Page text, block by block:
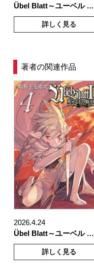
Übel Blatt～ユーベル …
詳しく見る
著者の関連作品
2026.4.24
Übel Blatt～ユーベル …
詳しく見る